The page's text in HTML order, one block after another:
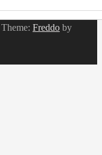
Freddo by